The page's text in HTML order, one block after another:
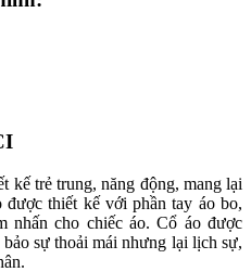
kế trẻ trung, năng động, mang lại
thiết kế với phần tay áo bo,
nhấn cho chiếc áo. Cổ áo được
sự thoải mái nhưng lại lịch sự,